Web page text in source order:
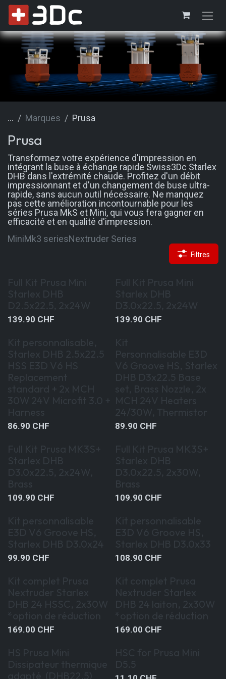
Se rendre au contenu
... Marques Prusa
Prusa
Transformez votre expérience d'impression en
intégrant la buse à échange rapide Swiss3Dc Starlex
DHB dans l'extrémité chaude. Profitez d'un débit
impressionnant et d'un changement de buse ultra-
rapide, sans aucun outil nécessaire. Ne manquez
pas cette amélioration incontournable pour les
séries Prusa MkS et Mini, qui vous fera gagner en
efficacité et en qualité d'impression.
MiniMk3 seriesNextruder Series
Filtres
Special Kit Offer
Full Kit Prusa Mini
Starlex DHB
D2.5x22.5, 2x24W
139.90 CHF
Special Kit Offer
Full Kit Prusa Mini
Starlex DHB
D3.0x22.5, 2x24W
139.90 CHF
Kit personnalisable,
Starlex DHB 2.5x22.5
HSS E3D V6 HS
Replacement
standard + 2x MCH
30W 24V Microfit 3.0 +
Harness
86.90 CHF
Kit
Personnalisable E3D
V6 Groove HS, Starlex
DHB D3x22.5 Base
set, Brass Nozzle, 2x
MCH 24V Heaters
24/30W, Thermistor
89.90 CHF
Special Kit Offer
Full Kit Prusa MK3S+
Starlex DHB
D3.0x22.5, 2x24W,
109.90 CHF
Special Kit Offer
Full Kit Prusa MK3S+
Starlex DHB
D3.0x22.5, 2x30W,
109.90 CHF
Kit personnalisable
E3D V6 Groove HS,
Starlex DHB D3.0x24
99.90 CHF
Kit personnalisable
E3D V6 Groove HS,
Starlex DHB D3.0x33
108.90 CHF
Kit complet Prusa
Nextruder Starlex
DHB 24 HSSC, 2x30W
*option de réduction
169.00 CHF
Kit complet Prusa
Nextruder Starlex
DHB 24 laiton, 2x30W
*option de réduction
169.00 CHF
HS Prusa Mini
Dissipateur thermique
adapté (DHB22.5)
HSC for Prusa Mini